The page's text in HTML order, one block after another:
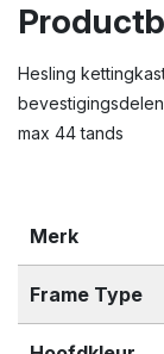
Hesling
max 44 tands
Merk
Frame Type